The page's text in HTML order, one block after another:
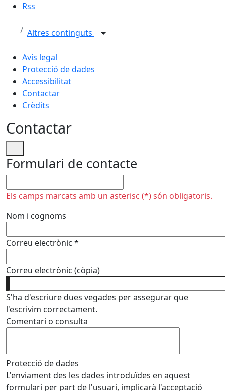
Rss
Altres continguts
Avís legal
Protecció de dades
Accessibilitat
Contactar
Crèdits
Contactar
Formulari de contacte
Els camps marcats amb un asterisc (*) són obligatoris.
Nom i cognoms
Correu electrònic *
Correu electrònic (còpia)
S'ha d'escriure dues vegades per assegurar que
l'escrivim correctament.
Comentari o consulta
Protecció de dades
L'enviament des les dades introduïdes en aquest
formulari per part de l'usuari, implicarà l'acceptació